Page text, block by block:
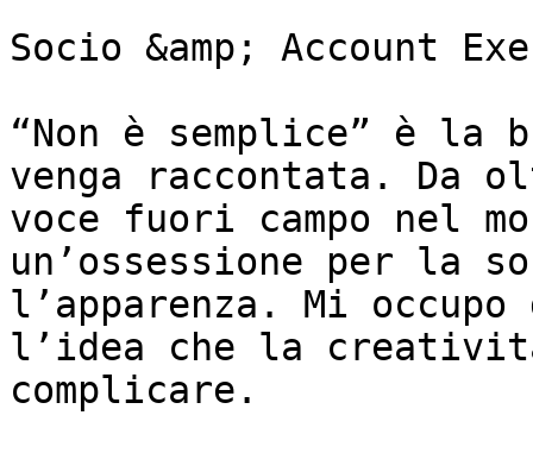
Socio &amp; Account
“Non è semplice” è la
venga raccontata. Da
voce fuori campo nel
un’ossessione per la
l’apparenza. Mi
l’idea che la
complicare.